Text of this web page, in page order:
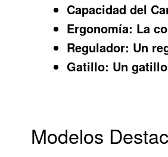
Capacidad del
Ergonomía: La
Regulador: Un
Gatillo: Un
Modelos